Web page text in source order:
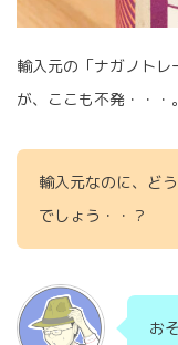
輸入元の「ナガノト
が、ここも不発・・・。
輸入元なのに、ど
でしょう・・？
お